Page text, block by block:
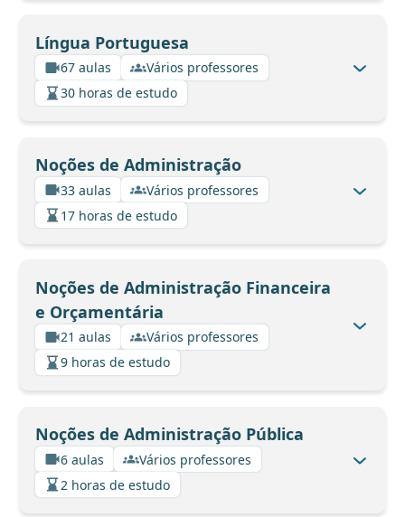
Língua Portuguesa
67 aulas
Vários professores
30 horas de estudo
Noções de Administração
33 aulas
Vários professores
17 horas de estudo
Noções de Administração Financeira
e Orçamentária
21 aulas
Vários professores
9 horas de estudo
Noções de Administração Pública
6 aulas
Vários professores
2 horas de estudo